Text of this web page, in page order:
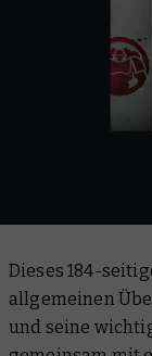
Dieses 184-
allgemeinen
und seine